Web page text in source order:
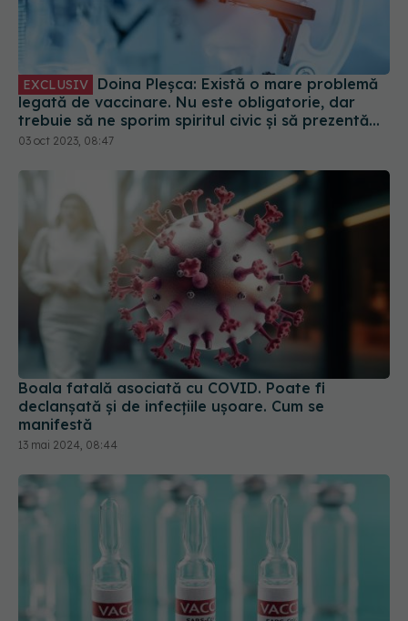
EXCLUSIV
legată de vaccinare. Nu este obligatorie, dar
trebuie să ne sporim spiritul civic și să prezentăm
corect minusurile și plusurile fiecărui vaccin
03 oct 2023, 08:47
Boala fatală asociată cu COVID. Poate fi
declanșată și de infecțiile ușoare. Cum se
manifestă
13 mai 2024, 08:44